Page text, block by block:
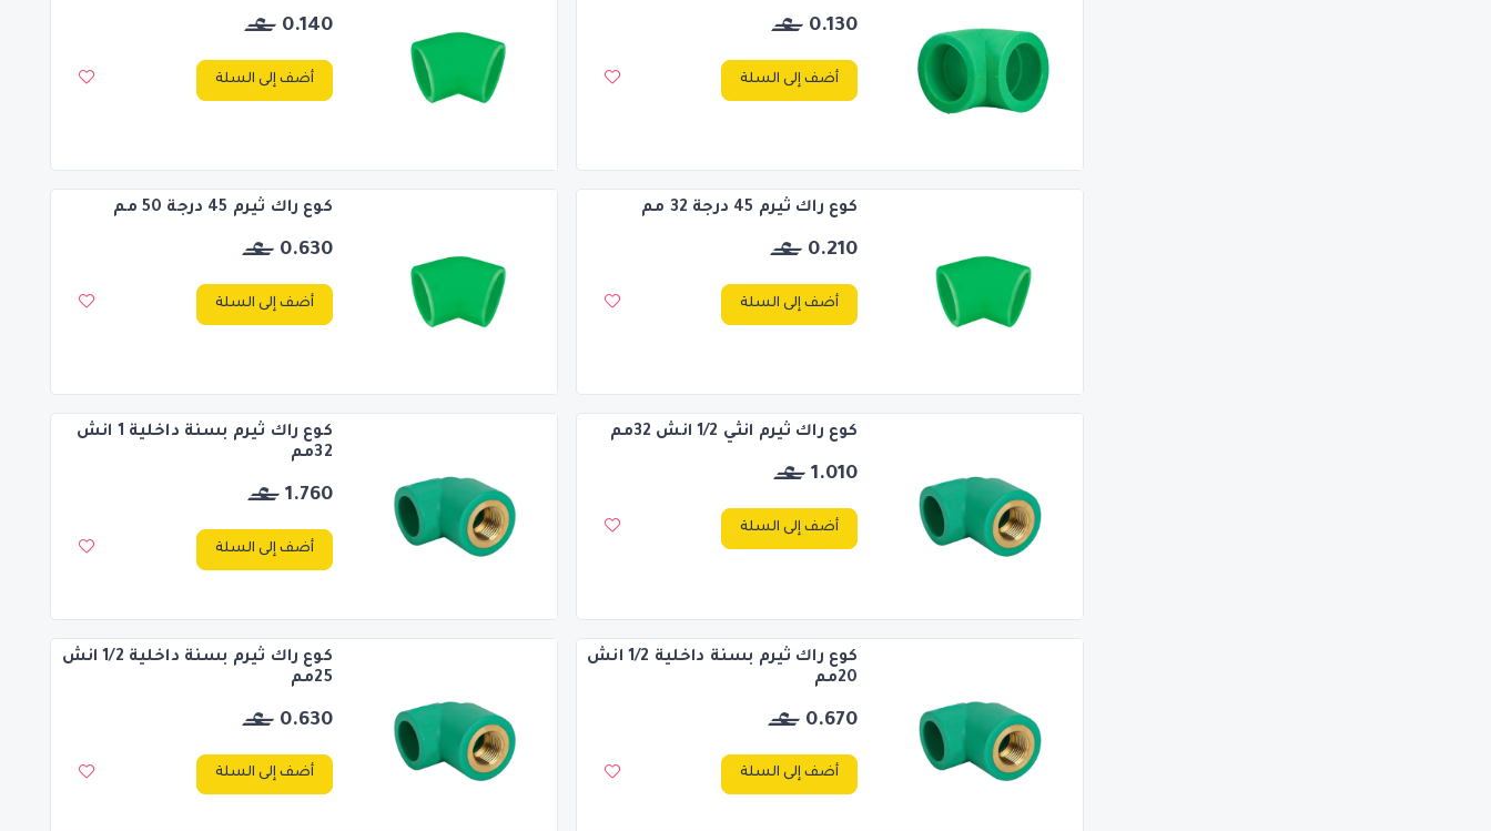
0.130
أضف إلى السلة
0.140
أضف إلى السلة
كوع راك ثيرم 45 درجة 32 مم
0.210
أضف إلى السلة
كوع راك ثيرم 45 درجة 50 مم
0.630
أضف إلى السلة
كوع راك ثيرم انثي 1/2 انش 32مم
1.010
أضف إلى السلة
كوع راك ثيرم بسنة داخلية 1 انش
32مم
1.760
أضف إلى السلة
كوع راك ثيرم بسنة داخلية 1/2 انش
20مم
0.670
أضف إلى السلة
كوع راك ثيرم بسنة داخلية 1/2 انش
25مم
0.630
أضف إلى السلة